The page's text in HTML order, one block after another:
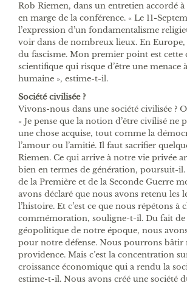
Rob Riemen, dans un entretien accordé à
en marge de la conférence. « Le 11-
l’expression d’un fondamentalisme
voir dans de nombreux lieux. En Europe,
du fascisme. Mon premier point est cette
scientifique qui risque d’être une menace
humaine », estime-t-il.
Société civilisée ?
Vivons-nous dans une société civilisée ?
« Je pense que la notion d’être civilisé ne
une chose acquise, tout comme la
l’amour ou l’amitié. Il faut sacrifier
Riemen. Ce qui arrive à notre vie privée
bien en termes de génération, poursuit-il.
de la Première et de la Seconde Guerre
avons déclaré que nous avons retenu les
l’histoire. Et c’est ce que nous répétons à
commémoration, souligne-t-il. Du fait de
géopolitique de notre époque, nous
pour notre défense. Nous pourrons bâtir
providence. Mais c’est la concentration
croissance économique qui a rendu la
estime-t-il. Nous avons créé une société